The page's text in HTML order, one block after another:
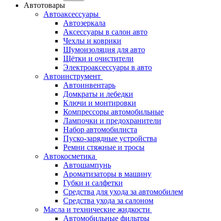
Автотовары
Автоаксессуары
Автозеркала
Аксессуары в салон авто
Чехлы и коврики
Шумоизоляция для авто
Щётки и очистители
Электроаксессуары в авто
Автоинструмент
Автоинвентарь
Домкраты и лебедки
Ключи и монтировки
Компрессоры автомобильные
Лампочки и предохранители
Набор автомобилиста
Пуско-зарядные устройства
Ремни стяжные и тросы
Автокосметика
Автошампунь
Ароматизаторы в машину
Губки и салфетки
Средства для ухода за автомобилем
Средства ухода за салоном
Масла и технические жидкости
Автомобильные фильтры